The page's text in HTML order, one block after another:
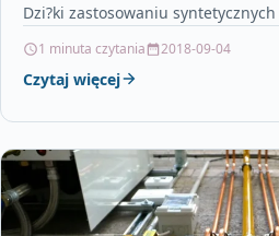
Dzi?ki zastosowaniu
Mobil…
1 minuta czytania 2018-09-04
Czytaj więcej